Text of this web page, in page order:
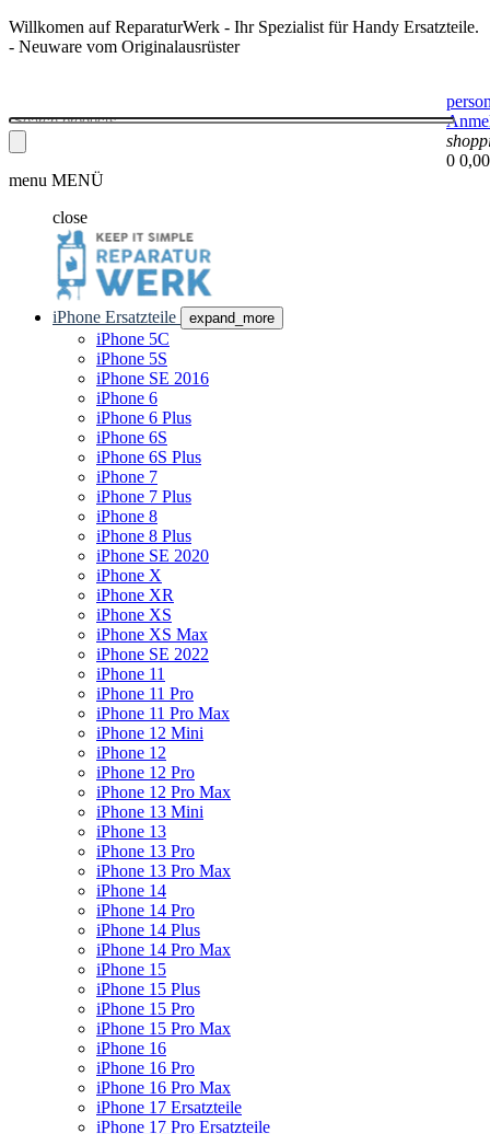
Willkomen auf ReparaturWerk - Ihr Spezialist für Handy Ersatzteile.
- Neuware vom Originalausrüster
0
menu MENÜ
close
iPhone Ersatzteile expand_more
iPhone 5C
iPhone 5S
iPhone SE 2016
iPhone 6
iPhone 6 Plus
iPhone 6S
iPhone 6S Plus
iPhone 7
iPhone 7 Plus
iPhone 8
iPhone 8 Plus
iPhone SE 2020
iPhone X
iPhone XR
iPhone XS
iPhone XS Max
iPhone SE 2022
iPhone 11
iPhone 11 Pro
iPhone 11 Pro Max
iPhone 12 Mini
iPhone 12
iPhone 12 Pro
iPhone 12 Pro Max
iPhone 13 Mini
iPhone 13
iPhone 13 Pro
iPhone 13 Pro Max
iPhone 14
iPhone 14 Pro
iPhone 14 Plus
iPhone 14 Pro Max
iPhone 15
iPhone 15 Plus
iPhone 15 Pro
iPhone 15 Pro Max
iPhone 16
iPhone 16 Pro
iPhone 16 Pro Max
iPhone 17 Ersatzteile
iPhone 17 Pro Ersatzteile